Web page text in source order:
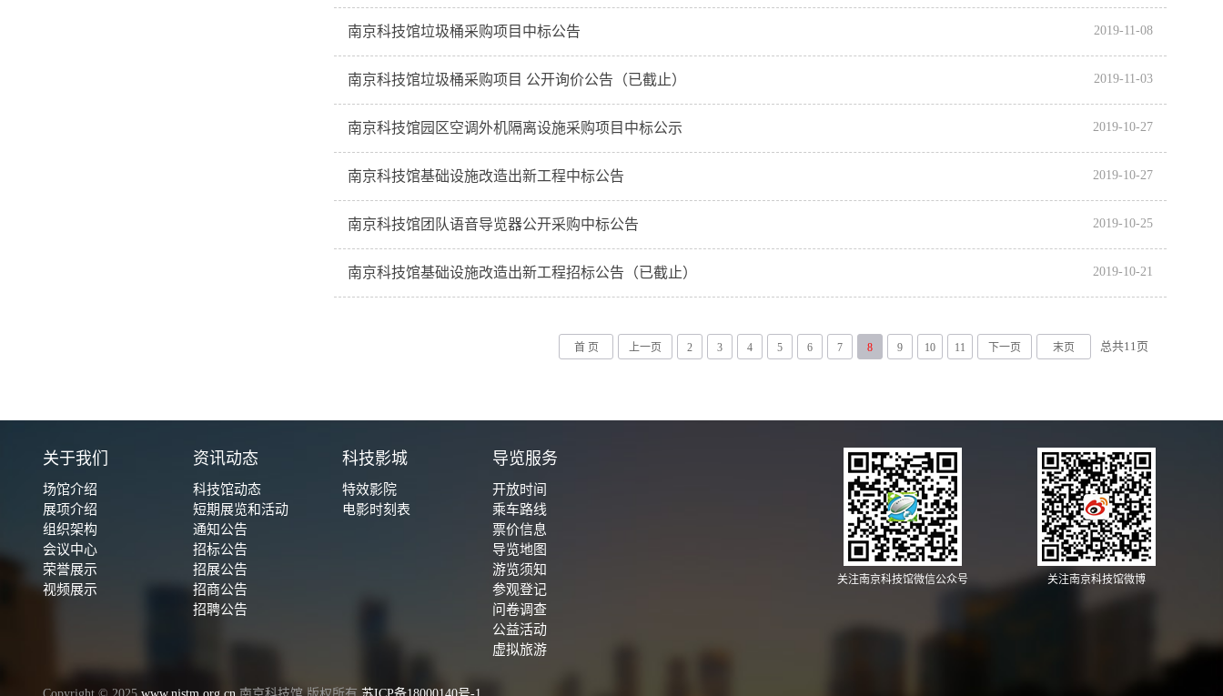
南京科技馆垃圾桶采购项目中标公告 2019-11-08
南京科技馆垃圾桶采购项目 公开询价公告（已截止） 2019-11-03
南京科技馆园区空调外机隔离设施采购项目中标公示 2019-10-27
南京科技馆基础设施改造出新工程中标公告 2019-10-27
南京科技馆团队语音导览器公开采购中标公告 2019-10-25
南京科技馆基础设施改造出新工程招标公告（已截止） 2019-10-21
首 页 上一页 2 3 4 5 6 7 8 9 10 11 下一页 末页 总共11页
关于我们
场馆介绍
展项介绍
组织架构
会议中心
荣誉展示
视频展示
资讯动态
科技馆动态
短期展览和活动
通知公告
招标公告
招展公告
招商公告
招聘公告
科技影城
特效影院
电影时刻表
导览服务
开放时间
乘车路线
票价信息
导览地图
游览须知
参观登记
问卷调查
公益活动
虚拟旅游
关注南京科技馆微信公众号 关注南京科技馆微博